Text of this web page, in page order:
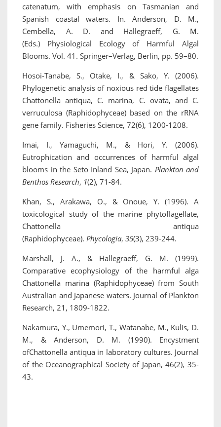
catenatum, with emphasis on Tasmanian and
Spanish coastal waters. In. Anderson, D. M.,
Cembella, A. D. and Hallegraeff, G. M.
(Eds.) Physiological Ecology of Harmful Algal
Blooms. Vol. 41. Springer–Verlag, Berlin, pp. 59–80.
Hosoi-Tanabe, S., Otake, I., & Sako, Y. (2006).
Phylogenetic analysis of noxious red tide flagellates
Chattonella antiqua, C. marina, C. ovata, and C.
verruculosa (Raphidophyceae) based on the rRNA
gene family. Fisheries Science, 72(6), 1200-1208.
Imai, I., Yamaguchi, M., & Hori, Y. (2006).
Eutrophication and occurrences of harmful algal
blooms in the Seto Inland Sea, Japan. Plankton and
Benthos Research, 1(2), 71-84.
Khan, S., Arakawa, O., & Onoue, Y. (1996). A
toxicological study of the marine phytoflagellate,
Chattonella antiqua
(Raphidophyceae). Phycologia, 35(3), 239-244.
Marshall, J. A., & Hallegraeff, G. M. (1999).
Comparative ecophysiology of the harmful alga
Chattonella marina (Raphidophyceae) from South
Australian and Japanese waters. Journal of Plankton
Research, 21, 1809-1822.
Nakamura, Y., Umemori, T., Watanabe, M., Kulis, D.
M., & Anderson, D. M. (1990). Encystment
ofChattonella antiqua in laboratory cultures. Journal
of the Oceanographical Society of Japan, 46(2), 35-
43.